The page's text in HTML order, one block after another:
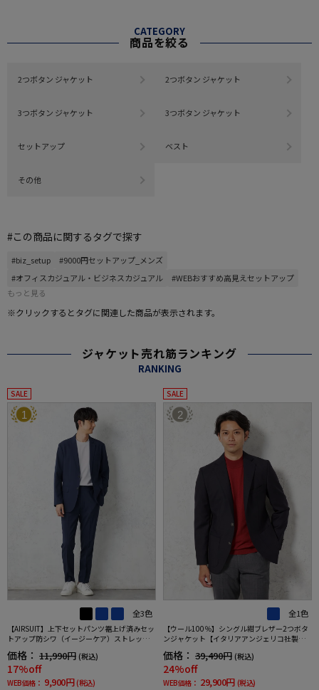
CATEGORY
商品を絞る
2つボタン ジャケット 2つボタン ジャケット
3つボタン ジャケット 3つボタン ジャケット
セットアップ ベスト
その他
#この商品に関するタグで探す
#biz_setup
#9000円セットアップ_メンズ
#オフィスカジュアル・ビジネスカジュアル
#WEBおすすめ高見えセットアップ
もっと見る
※クリックするとタグに関連した商品が表示されます。
ジャケット売れ筋ランキング
RANKING
SALE
1
全3色
【AIRSUIT】上下セットパンツ裾上げ済みセッ
トアップ防シワ（イージーケア）ストレッチ
通年吸汗速乾UVカット2つボタンジャケットノ
ータックスラックス春夏
価格： 11,990円 (税込)
17%off
WEB価格： 9,900円 (税込)
SALE
2
全1色
【ウール100％】シングル紺ブレザー2つボタ
ンジャケット【イタリアアンジェリコ社製生
地】ネイビー無地リッケンバッカー通年
価格： 39,490円 (税込)
24%off
WEB価格： 29,900円 (税込)